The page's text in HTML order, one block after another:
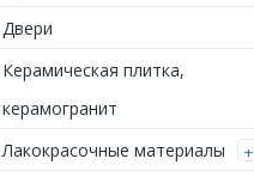
Двери
Керамическая плитка,
керамогранит
Лакокрасочные материалы
+